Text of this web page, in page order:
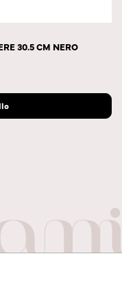
30.5 CM NERO